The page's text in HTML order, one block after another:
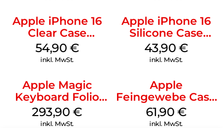
Apple iPhone 16
Clear Case
MagSafe
Transparent
54,90 €
inkl. MwSt.
Apple iPhone 16
Silicone Case
MagSafe Plum
43,90 €
inkl. MwSt.
Apple Magic
Keyboard Folio
iPad 10.9″ (10.Gen.)
Weiß
293,90€
inkl. MwSt.
Apple
Feingewebe Case
iPhone 15 Pro
MagSafe Schwarz
61,90 €
inkl. MwSt.